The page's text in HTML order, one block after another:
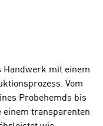
mit einem
Vom
Probehemds bis
einem transparenten